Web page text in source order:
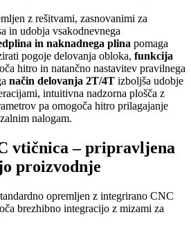
z rešitvami, zasnovanimi za
in udobja vsakodnevnega
in naknadnega plina pomaga
pogoje delovanja obloka, funkcija
hitro in natančno nastavitev pravilnega
način delovanja 2T/4T izboljša udobje
intuitivna nadzorna plošča z
pa omogoča hitro prilagajanje
nalogam.
vtičnica – pripravljena
proizvodnje
opremljen z integrirano CNC
brezhibno integracijo z mizami za